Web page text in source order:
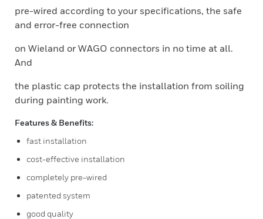
pre-wired according to your specifications, the safe
and error-free connection
on Wieland or WAGO connectors in no time at all.
And
the plastic cap protects the installation from soiling
during painting work.
Features & Benefits:
fast installation
cost-effective installation
completely pre-wired
patented system
good quality